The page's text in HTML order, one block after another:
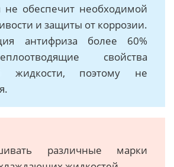
не обеспечит необходимой
и защиты от коррозии.
антифриза более 60%
свойства
жидкости, поэтому не
различные марки